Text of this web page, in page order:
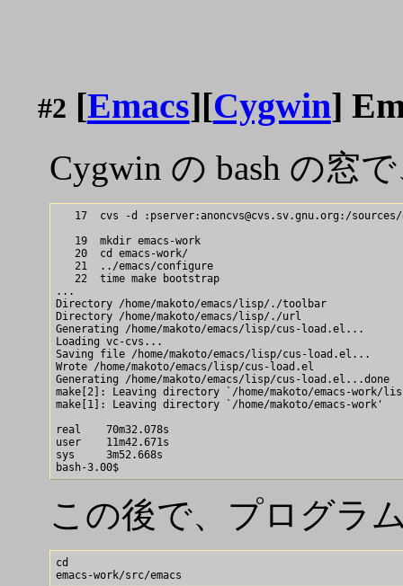
#2 [Emacs][Cygwin]
Cygwin の bash の窓
17  cvs -d :pserver:anoncvs@cvs.sv.gnu.org:/
   19  mkdir emacs-work
   20  cd emacs-work/
   21  ../emacs/configure
   22  time make bootstrap
...
Directory /home/makoto/emacs/lisp/./toolbar
Directory /home/makoto/emacs/lisp/./url
Generating /home/makoto/emacs/lisp/cus-load.el...
Loading vc-cvs...
Saving file /home/makoto/emacs/lisp/cus-load.el...
Wrote /home/makoto/emacs/lisp/cus-load.el
Generating /home/makoto/emacs/lisp/cus-load.el...done
make[2]: Leaving directory `/home/makoto/emacs-work/
make[1]: Leaving directory `/home/makoto/emacs-work'
real    70m32.078s
user    11m42.671s
sys     3m52.668s
この後で、プログラ
cd